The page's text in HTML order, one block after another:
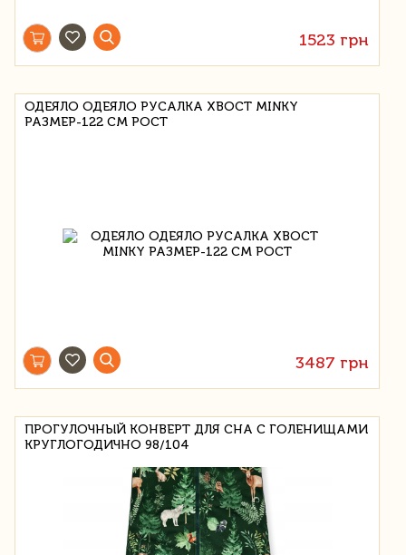
1523 грн
ОДЕЯЛО ОДЕЯЛО РУСАЛКА ХВОСТ MINKY
РАЗМЕР-122 СМ РОСТ
3487 грн
ПРОГУЛОЧНЫЙ КОНВЕРТ ДЛЯ СНА С ГОЛЕНИЩАМИ
КРУГЛОГОДИЧНО 98/104